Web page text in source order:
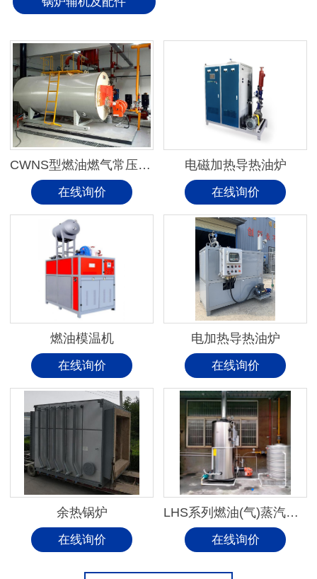
CWNS型燃油燃气常压热水锅炉
在线询价
电磁加热导热油炉
在线询价
燃油模温机
在线询价
电加热导热油炉
在线询价
余热锅炉
在线询价
LHS系列燃油(气)蒸汽锅炉
在线询价